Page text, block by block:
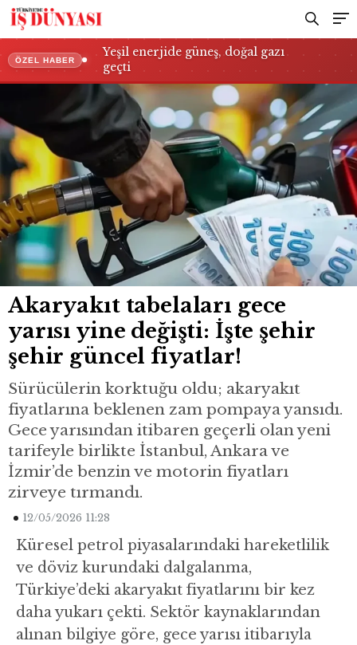
ÖZEL HABER
Yeşil enerjide güneş, doğal gazı
geçti
Akaryakıt tabelaları gece
yarısı yine değişti: İşte şehir
şehir güncel fiyatlar!
Sürücülerin korktuğu oldu; akaryakıt
fiyatlarına beklenen zam pompaya yansıdı.
Gece yarısından itibaren geçerli olan yeni
tarifeyle birlikte İstanbul, Ankara ve
İzmir’de benzin ve motorin fiyatları
zirveye tırmandı.
12/05/2026 11:28
Küresel petrol piyasalarındaki hareketlilik
ve döviz kurundaki dalgalanma,
Türkiye’deki akaryakıt fiyatlarını bir kez
daha yukarı çekti. Sektör kaynaklarından
alınan bilgiye göre, gece yarısı itibarıyla